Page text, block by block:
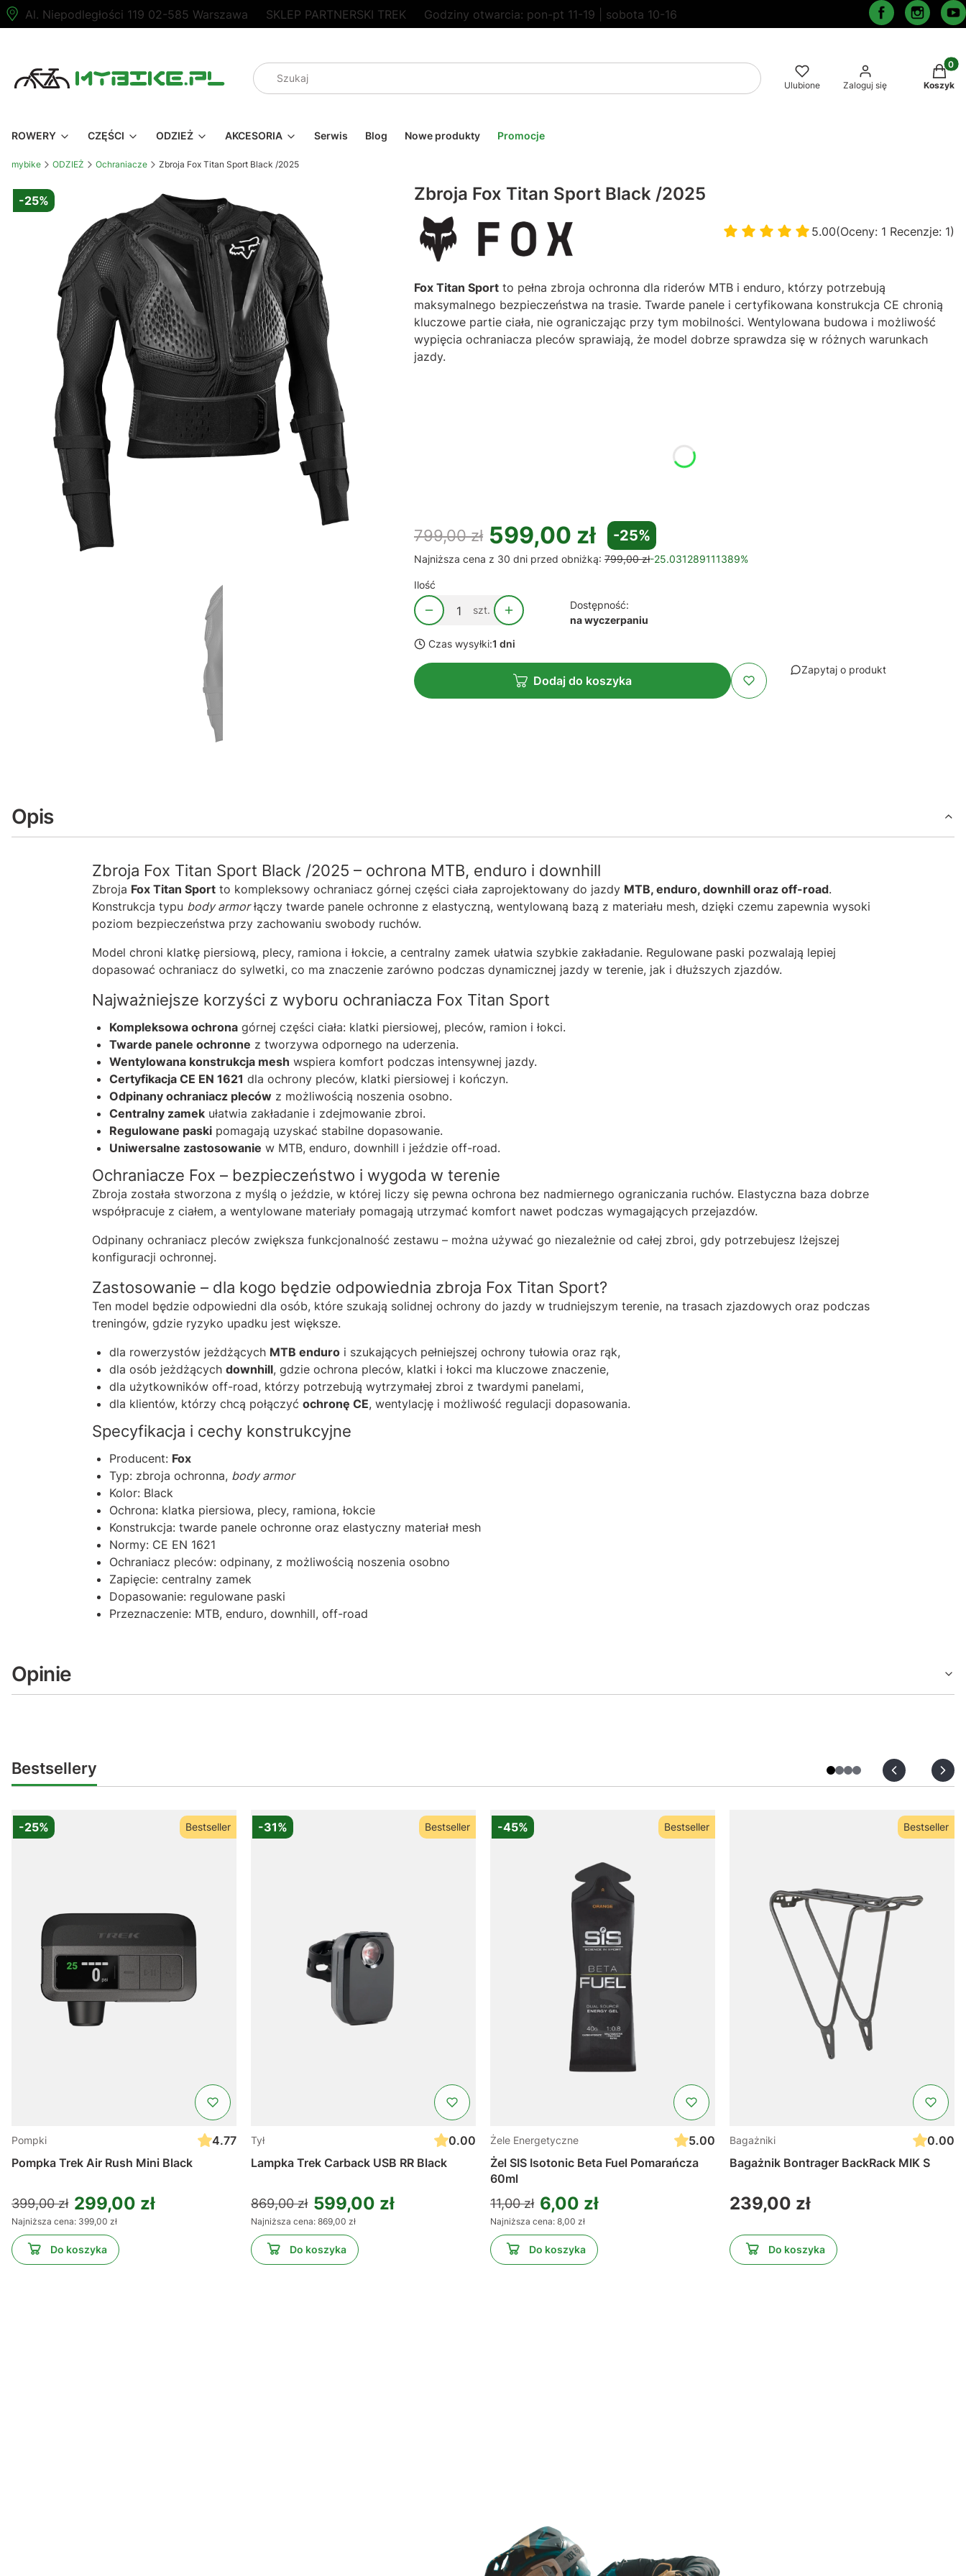
Al. Niepodległości 119 02-585 Warszawa SKLEP PARTNERSKI TREK Godziny otwarcia: pon-pt 11-19 | sobota 10-16
Szukaj Ulubione Zaloguj się Koszyk
ROWERY CZĘŚCI ODZIEŻ AKCESORIA Serwis Blog Nowe produkty Promocje
mybike ODZIEŻ Ochraniacze Zbroja Fox Titan Sport Black /2025
-25% Zbroja Fox Titan Sport Black /2025
5.00(Oceny: 1 Recenzje: 1)
Przejdź do sekcji Opinie
Fox Titan Sport to pełna zbroja ochronna dla riderów MTB i enduro, którzy potrzebują
maksymalnego bezpieczeństwa na trasie. Twarde panele i certyfikowana konstrukcja CE chronią
kluczowe partie ciała, nie ograniczając przy tym mobilności. Wentylowana budowa i możliwość
wypięcia ochraniacza pleców sprawiają, że model dobrze sprawdza się w różnych warunkach
jazdy.
799,00 zł 599,00 zł -25%
Najniższa cena z 30 dni przed obniżką: 799,00 zł-25.031289111389%
Ilość
szt.
Dostępność:
na wyczerpaniu
Czas wysyłki:1 dni
Dodaj do koszyka
Zapytaj o produkt
Opis
Zbroja Fox Titan Sport Black /2025 – ochrona MTB, enduro i downhill
Zbroja Fox Titan Sport to kompleksowy ochraniacz górnej części ciała zaprojektowany do jazdy MTB, enduro, downhill oraz off-road.
Konstrukcja typu body armorłączy twarde panele ochronne z elastyczną, wentylowaną bazą z materiału mesh, dzięki czemu zapewnia wysoki
poziom bezpieczeństwa przy zachowaniu swobody ruchów.
Model chroni klatkę piersiową, plecy, ramiona i łokcie, a centralny zamek ułatwia szybkie zakładanie. Regulowane paski pozwalają lepiej
dopasować ochraniacz do sylwetki, co ma znaczenie zarówno podczas dynamicznej jazdy w terenie, jak i dłuższych zjazdów.
Najważniejsze korzyści z wyboru ochraniacza Fox Titan Sport
Kompleksowa ochrona górnej części ciała: klatki piersiowej, pleców, ramion i łokci.
Twarde panele ochronne z tworzywa odpornego na uderzenia.
Wentylowana konstrukcja mesh wspiera komfort podczas intensywnej jazdy.
Certyfikacja CE EN 1621 dla ochrony pleców, klatki piersiowej i kończyn.
Odpinany ochraniacz pleców z możliwością noszenia osobno.
Centralny zamek ułatwia zakładanie i zdejmowanie zbroi.
Regulowane paski pomagają uzyskać stabilne dopasowanie.
Uniwersalne zastosowanie w MTB, enduro, downhill i jeździe off-road.
Ochraniacze Fox – bezpieczeństwo i wygoda w terenie
Zbroja została stworzona z myślą o jeździe, w której liczy się pewna ochrona bez nadmiernego ograniczania ruchów. Elastyczna baza dobrze
współpracuje z ciałem, a wentylowane materiały pomagają utrzymać komfort nawet podczas wymagających przejazdów.
Odpinany ochraniacz pleców zwiększa funkcjonalność zestawu – można używać go niezależnie od całej zbroi, gdy potrzebujesz lżejszej
konfiguracji ochronnej.
Zastosowanie – dla kogo będzie odpowiednia zbroja Fox Titan Sport?
Ten model będzie odpowiedni dla osób, które szukają solidnej ochrony do jazdy w trudniejszym terenie, na trasach zjazdowych oraz podczas
treningów, gdzie ryzyko upadku jest większe.
dla rowerzystów jeżdżących MTB enduro i szukających pełniejszej ochrony tułowia oraz rąk,
dla osób jeżdżących downhill, gdzie ochrona pleców, klatki i łokci ma kluczowe znaczenie,
dla użytkowników off-road, którzy potrzebują wytrzymałej zbroi z twardymi panelami,
dla klientów, którzy chcą połączyć ochronę CE, wentylację i możliwość regulacji dopasowania.
Specyfikacja i cechy konstrukcyjne
Producent: Fox
Typ: zbroja ochronna, body armor
Kolor: Black
Ochrona: klatka piersiowa, plecy, ramiona, łokcie
Konstrukcja: twarde panele ochronne oraz elastyczny materiał mesh
Normy: CE EN 1621
Ochraniacz pleców: odpinany, z możliwością noszenia osobno
Zapięcie: centralny zamek
Dopasowanie: regulowane paski
Przeznaczenie: MTB, enduro, downhill, off-road
Opinie
Bestsellery
-25% Bestseller
Pompki
4.77
Pompka Trek Air Rush Mini Black
399,00 zł 299,00 zł
Najniższa cena: 399,00 zł
Do koszyka
-31% Bestseller
Tył
0.00
Lampka Trek Carback USB RR Black
869,00 zł 599,00 zł
Najniższa cena: 869,00 zł
Do koszyka
-45% Bestseller
Żele Energetyczne
5.00
Żel SIS Isotonic Beta Fuel Pomarańcza
60ml
11,00 zł 6,00 zł
Najniższa cena: 8,00 zł
Do koszyka
Bestseller
Bagażniki
0.00
Bagażnik Bontrager BackRack MIK S
Cena
239,00 zł
Do koszyka